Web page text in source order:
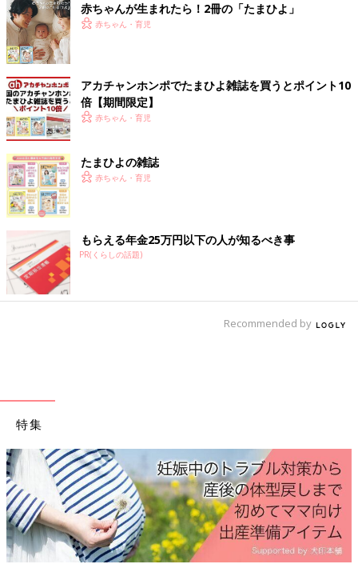
が止まらない育児日記」「さらにつっこみが止まらない育児日
記」（ベネッセコーポレーション）など。たまひよのサイトで、
数話限定公開中。
おたくマンガ家ママデビュー! つっこみが止まらない育児日記
Amazonで見る
赤ちゃんが生まれたら！2冊の「たまひよ」
赤ちゃん・育児
アカチャンホンポでたまひよ雑誌を買うとポイント10
倍【期間限定】
赤ちゃん・育児
たまひよの雑誌
赤ちゃん・育児
もらえる年金25万円以下の人が知るべき事
PR(くらしの話題)
Recommended by
特集